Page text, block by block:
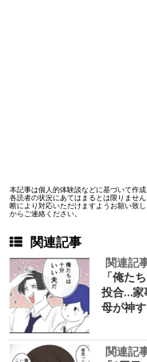
本記事は個人的体験談などに基づいて作
各読者の状況にあてはまるとは限りませ
断により対応いただけますようお願い致
からご連絡ください。
関連記事
関連記
「俺た
投合…家
母が神
関連記